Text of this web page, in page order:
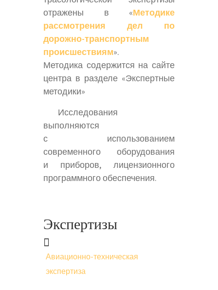
отражены в «Методике
рассмотрения дел по
дорожно-транспортным
происшествиям».
Методика содержится на сайте
центра в разделе «Экспертные
методики»
Исследования
выполняются
с использованием
современного оборудования
и приборов, лицензионного
программного обеспечения.
Экспертизы
Авиационно-техническая
экспертиза